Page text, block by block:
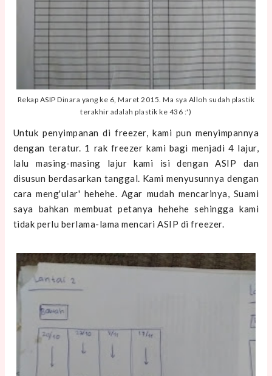
Rekap ASIP Dinara yang ke 6, Maret 2015. Ma sya Alloh sudah plastik
terakhir adalah plastik ke 436 :')
Untuk penyimpanan di freezer, kami pun menyimpannya
dengan teratur. 1 rak freezer kami bagi menjadi 4 lajur,
lalu masing-masing lajur kami isi dengan ASIP dan
disusun berdasarkan tanggal. Kami menyusunnya dengan
cara meng'ular' hehehe. Agar mudah mencarinya, Suami
saya bahkan membuat petanya hehehe sehingga kami
tidak perlu berlama-lama mencari ASIP di freezer.